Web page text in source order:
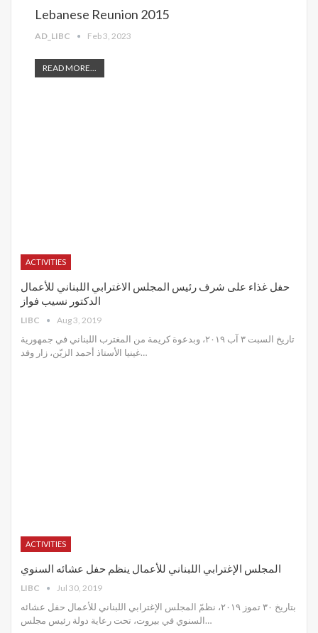
Lebanese Reunion 2015
AD_LIBC Feb 3, 2023
READ MORE...
ACTIVITIES
حفل غذاء على شرف رئيس المجلس الاغترابي اللبناني للأعمال
الدكتور نسيب فواز
LIBC Aug 3, 2019
تاريخ السبت ٣ آب ٢٠١٩، وبدعوة كريمة من المغترب اللبناني في جمهورية
غينيا الأستاذ أحمد الزيّن، زار وفد…
ACTIVITIES
المجلس الإغترابي اللبناني للأعمال ينظم حفل عشائه السنوي
LIBC Jul 30, 2019
بتاريخ ٣٠ تموز ٢٠١٩، نظمّ المجلس الإغترابي اللبناني للأعمال حفل عشائه
السنوي في بيروت، تحت رعاية دولة رئيس مجلس…